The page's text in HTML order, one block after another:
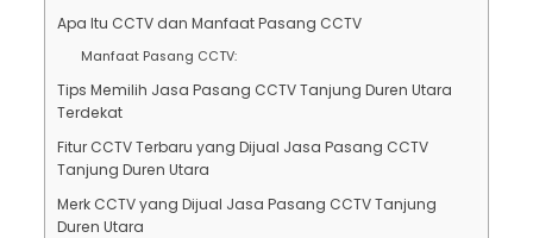
Apa Itu CCTV dan Manfaat Pasang CCTV
Manfaat Pasang CCTV:
Tips Memilih Jasa Pasang CCTV Tanjung Duren Utara
Terdekat
Fitur CCTV Terbaru yang Dijual Jasa Pasang CCTV
Tanjung Duren Utara
Merk CCTV yang Dijual Jasa Pasang CCTV Tanjung
Duren Utara